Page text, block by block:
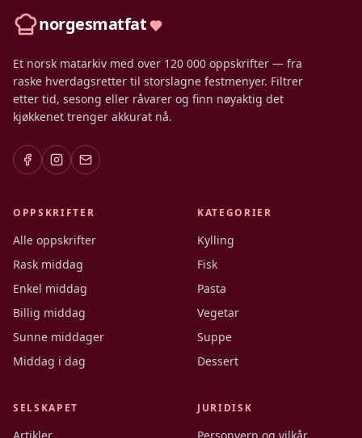
norgesmatfat
Et norsk matarkiv med over 120 000 oppskrifter — fra
raske hverdagsretter til storslagne festmenyer. Filtrer
etter tid, sesong eller råvarer og finn nøyaktig det
kjøkkenet trenger akkurat nå.
OPPSKRIFTER
Alle oppskrifter
Rask middag
Enkel middag
Billig middag
Sunne middager
Middag i dag
KATEGORIER
Kylling
Fisk
Pasta
Vegetar
Suppe
Dessert
SELSKAPET JURIDISK